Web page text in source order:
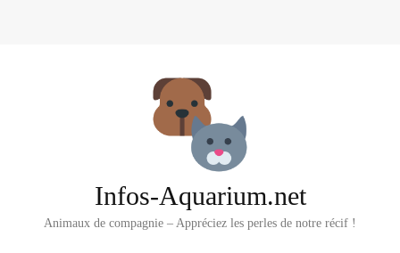
Infos-Aquarium.net
Animaux de compagnie – Appréciez les perles de notre récif !